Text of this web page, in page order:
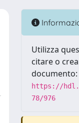
Utilizza
citare o
documento:
https://
78/976